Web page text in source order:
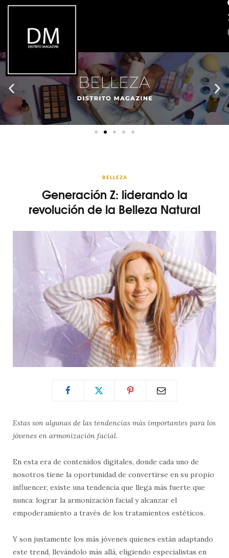
BELLEZA
Generación Z: liderando la
revolución de la Belleza Natural
Estas son algunas de las tendencias más importantes para los
jóvenes en armonización facial.
En esta era de contenidos digitales, donde cada uno de
nosotros tiene la oportunidad de convertirse en su propio
influencer, existe una tendencia que llega más fuerte que
nunca: lograr la armonización facial y alcanzar el
empoderamiento a través de los tratamientos estéticos.
Y son justamente los más jóvenes quienes están adaptando
este trend, llevándolo más allá, eligiendo especialistas en